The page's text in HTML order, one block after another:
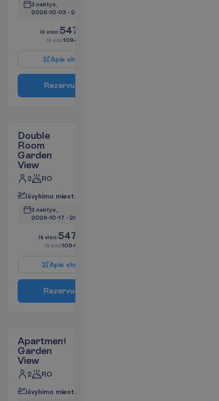
3 naktys,
2026-10-03 - 2026-10-06
Iš viso:547.28
Iš viso1094.56
Apie sk
Rezervu
Double
Room
Garden
View
2 RO
Išvykimo miesta
3 naktys,
2026-10-17 - 2026-10-20
Iš viso:547.28
Iš viso1094.56
Apie skr
Rezervuo
Apartment
Garden
View
2 RO
Išvykimo miesta